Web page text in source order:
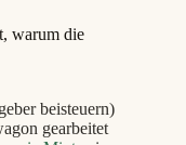
warum die
beisteuern)
gearbeitet